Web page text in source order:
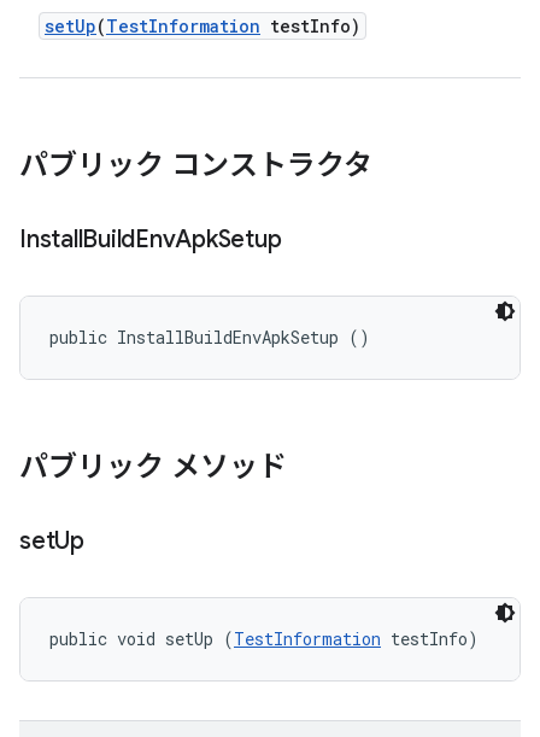
setUp(TestInformation testInfo)
パブリック コンストラクタ
InstallBuildEnvApkSetup
public InstallBuildEnvApkSetup ()
パブリック メソッド
setUp
public void setUp (TestInformation testInfo)